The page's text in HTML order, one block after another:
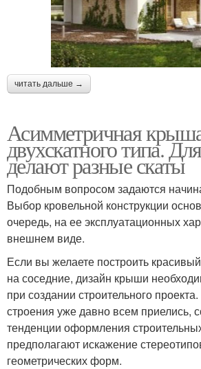
читать дальше →
Асимметричная
двухскатного типа.
делают разные скаты
Подобным вопросом задаются
Выбор кровельной конструкции
очередь, на ее эксплуатационных
внешнем виде.
Если вы желаете построить
на соседние, дизайн крыши
при создании строительного
строения уже давно всем приелись,
тенденции оформления
предполагают искажение
геометрических форм.